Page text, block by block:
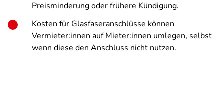
Preisminderung oder frühere Kündigung.
Kosten für Glasfaseranschlüsse können
Vermieter:innen auf Mieter:innen umlegen, selbst
wenn diese den Anschluss nicht nutzen.